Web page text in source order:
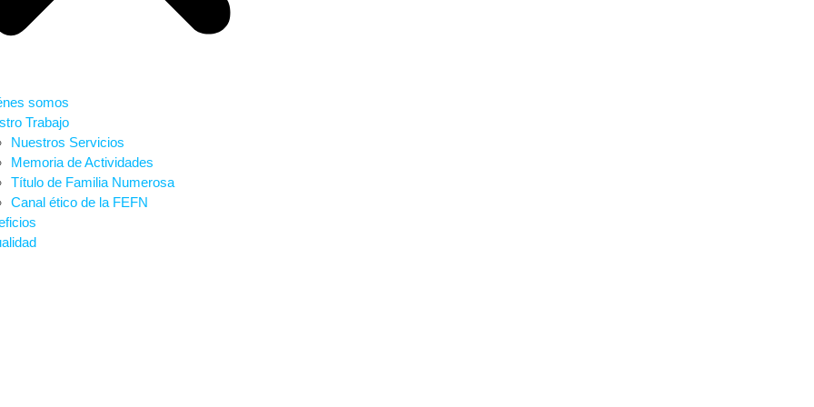
somos
Trabajo
Nuestros Servicios
Memoria de Actividades
Título de Familia Numerosa
Canal ético de la FEFN